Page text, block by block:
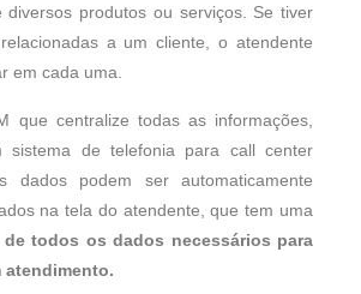
diversos produtos ou serviços. Se tiver
a um cliente, o atendente
em cada uma.
que centralize todas as informações,
sistema de telefonia para call center
dados podem ser automaticamente
na tela do atendente, que tem uma
todos os dados necessários para
atendimento.